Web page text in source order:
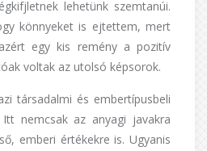
lehetünk szemtanúi.
könnyeket is ejtettem, mert
egy kis remény a pozitív
voltak az utolsó képsorok.
társadalmi és embertípusbeli
nemcsak az anyagi javakra
emberi értékekre is. Ugyanis